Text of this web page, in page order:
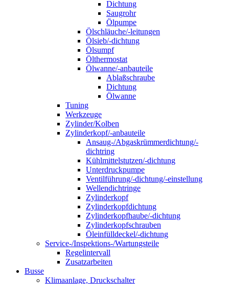
Dichtung
Saugrohr
Ölpumpe
Ölschläuche/-leitungen
Ölsieb/-dichtung
Ölsumpf
Ölthermostat
Ölwanne/-anbauteile
Ablaßschraube
Dichtung
Ölwanne
Tuning
Werkzeuge
Zylinder/Kolben
Zylinderkopf/-anbauteile
Ansaug-/Abgaskrümmerdichtung/-
dichtring
Kühlmittelstutzen/-dichtung
Unterdruckpumpe
Ventilführung/-dichtung/-einstellung
Wellendichtringe
Zylinderkopf
Zylinderkopfdichtung
Zylinderkopfhaube/-dichtung
Zylinderkopfschrauben
Öleinfülldeckel/-dichtung
Service-/Inspektions-/Wartungsteile
Regelintervall
Zusatzarbeiten
Busse
Klimaanlage, Druckschalter